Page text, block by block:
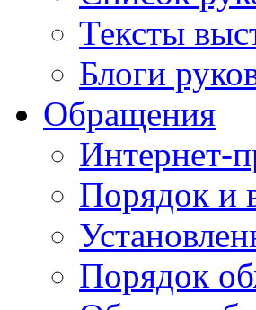
Тексты
Блоги
Обращения
Интернет-
Порядок и
Порядок